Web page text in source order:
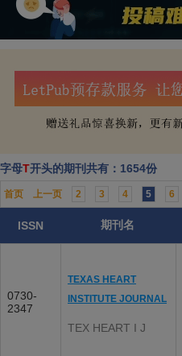
字母T开头的期刊共有：1654份
首页 上一页 2 3 4 5 6
ISSN 期刊名
0730-
2347
TEXAS HEART
INSTITUTE JOURNAL
TEX HEART I J